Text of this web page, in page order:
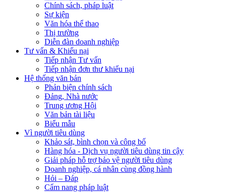
Chính sách, pháp luật
Sự kiện
Văn hóa thể thao
Thị trường
Diễn đàn doanh nghiệp
Tư vấn & Khiếu nại
Tiếp nhận Tư vấn
Tiếp nhận đơn thư khiếu nại
Hệ thống văn bản
Phản biện chính sách
Đảng, Nhà nước
Trung ương Hội
Văn bản tài liệu
Biểu mẫu
Vì người tiêu dùng
Khảo sát, bình chọn và công bố
Hàng hóa - Dịch vụ người tiêu dùng tin cậy
Giải pháp hỗ trợ bảo vệ người tiêu dùng
Doanh nghiệp, cá nhân cùng đồng hành
Hỏi – Đáp
Cẩm nang pháp luật